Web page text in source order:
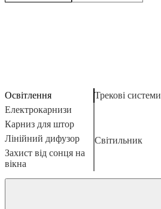
Освітлення
Електрокарнизи
Карниз для штор
Лінійний дифузор
Захист від сонця на
вікна
Трекові системи
Світильник